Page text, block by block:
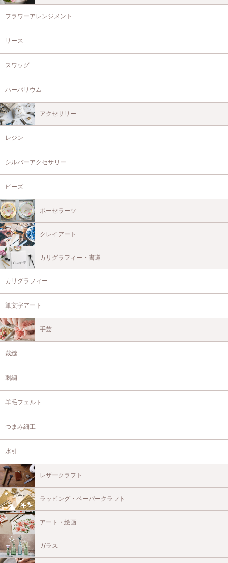
フラワーアレンジメント
リース
スワッグ
ハーバリウム
アクセサリー
レジン
シルバーアクセサリー
ビーズ
ポーセラーツ
クレイアート
カリグラフィー・書道
カリグラフィー
筆文字アート
手芸
裁縫
刺繍
羊毛フェルト
つまみ細工
水引
レザークラフト
ラッピング・ペーパークラフト
アート・絵画
ガラス